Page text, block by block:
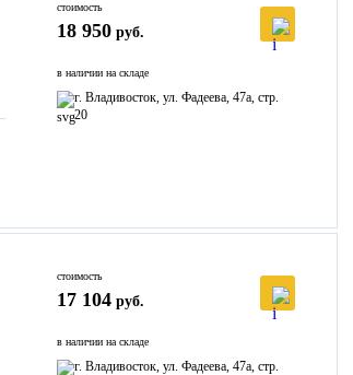
стоимость
18 950 руб.
в наличии на складе
г. Владивосток, ул. Фадеева, 47а, стр.
20
стоимость
17 104 руб.
в наличии на складе
г. Владивосток, ул. Фадеева, 47а, стр.